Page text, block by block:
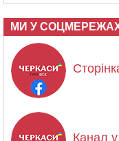
МИ У
Канал